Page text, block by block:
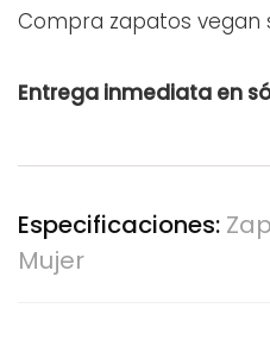
Compra zapatos vegan
Entrega inmediata en
Especificaciones:
Mujer